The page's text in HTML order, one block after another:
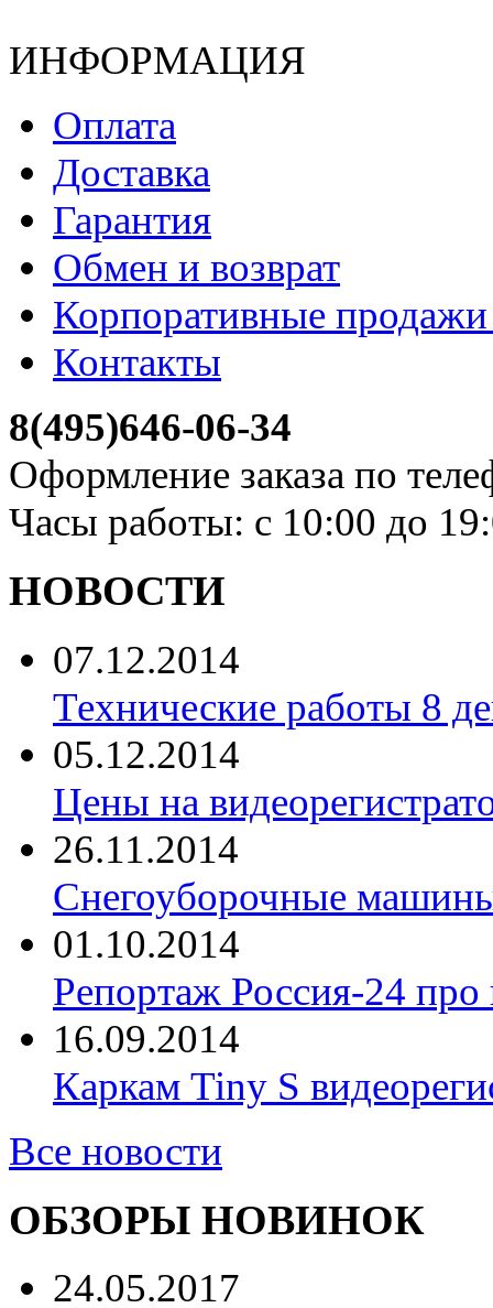
ИНФОРМАЦИЯ
Оплата
Доставка
Гарантия
Обмен и возврат
Корпоративные
Контакты
8(495)646-06-34
Оформление заказа по
Часы работы: с 10:00 до
НОВОСТИ
07.12.2014
Технические работы 8
05.12.2014
Цены на
26.11.2014
Снегоуборочные машины
01.10.2014
Репортаж Россия-24 про
16.09.2014
Каркам Tiny S
Все новости
ОБЗОРЫ НОВИНОК
24.05.2017